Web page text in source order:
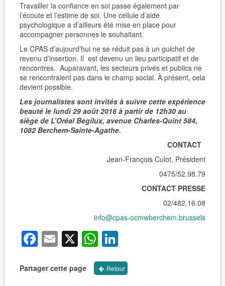
Travailler la confiance en soi passe également par
l’écoute et l’estime de soi. Une cellule d’aide
psychologique a d’ailleurs été mise en place pour
accompagner personnes le souhaitant.
Le CPAS d’aujourd’hui ne se réduit pas à un guichet de
revenu d’insertion. Il est devenu un lieu participatif et de
rencontres. Auparavant, les secteurs privés et publics ne
se rencontraient pas dans le champ social. À présent, cela
devient possible.
Les journalistes sont invités à suivre cette expérience
beauté le lundi 29 août 2016 à partir de 12h30 au
siège de L’Oréal Begilux, avenue Charles-Quint 584,
1082 Berchem-Sainte-Agathe.
CONTACT
Jean-François Culot, Président
0475/52.98.79
CONTACT PRESSE
02/482.16.08
info@cpas-ocmwberchem.brussels
Facebook
Email
X WhatsApp
LinkedIn
Partager cette page Retour